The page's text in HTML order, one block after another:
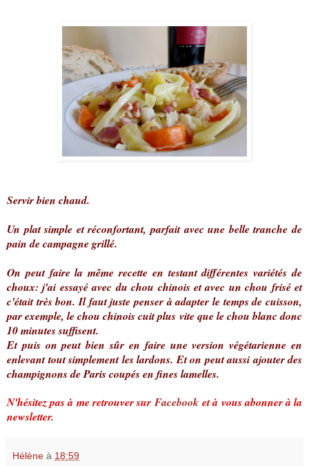
Servir bien chaud.
Un plat simple et réconfortant, parfait avec une belle tranche de
pain de campagne grillé.
On peut faire la même recette en testant différentes variétés de
choux: j'ai essayé avec du chou chinois et avec un chou frisé et
c'était très bon. Il faut juste penser à adapter le temps de cuisson,
par exemple, le chou chinois cuit plus vite que le chou blanc donc
10 minutes suffisent.
Et puis on peut bien sûr en faire une version végétarienne en
enlevant tout simplement les lardons. Et on peut aussi ajouter des
champignons de Paris coupés en fines lamelles.
N'hésitez pas à me retrouver sur Facebook et à vous abonner à la
newsletter.
Hélène à 18:59